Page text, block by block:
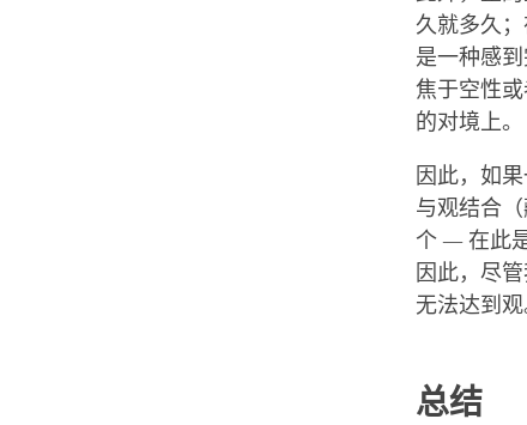
久就多久；
是一种感
焦于空性
的对境上。
因此，如
与观结合（
个 — 在此
因此，尽
无法达到观
总结